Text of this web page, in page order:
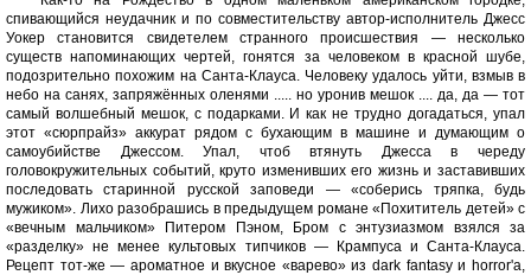
спивающийся неудачник и по совместительству автор-исполнитель Джесс
Уокер становится свидетелем странного происшествия — несколько
существ напоминающих чертей, гонятся за человеком в красной шубе,
подозрительно похожим на Санта-Клауса. Человеку удалось уйти, взмыв в
небо на санях, запряжённых оленями ..... но уронив мешок .... да, да — тот
самый волшебный мешок, с подарками. И как не трудно догадаться, упал
этот «сюрпрайз» аккурат рядом с бухающим в машине и думающим о
самоубийстве Джессом. Упал, чтоб втянуть Джесса в череду
головокружительных событий, круто изменивших его жизнь и заставивших
последовать старинной русской заповеди — «соберись тряпка, будь
мужиком». Лихо разобрашись в предыдущем романе «Похититель детей» с
«вечным мальчиком» Питером Пэном, Бром с энтузиазмом взялся за
«разделку» не менее культовых типчиков — Крампуса и Санта-Клауса.
Рецепт тот-же — ароматное и вкусное «варево» из dark fantasy и horror'а,